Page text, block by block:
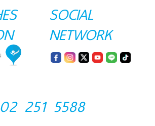
SOCIAL
NETWORK
02 251 5588